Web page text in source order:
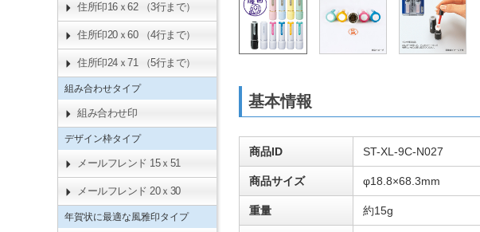
基本情報
商品ID ST-XL-9C-N027
商品サイズ φ18.8×68.3mm
重量 約15g
住所印16ｘ62 （3行まで）
住所印20ｘ60 （4行まで）
住所印24ｘ71 （5行まで）
組み合わせタイプ
組み合わせ印
デザイン枠タイプ
メールフレンド 15ｘ51
メールフレンド 20ｘ30
年賀状に最適な風雅印タイプ